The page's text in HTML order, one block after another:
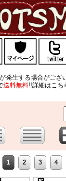
発生する場合がござ
送料無料!!詳細はこち
1 2 3 4